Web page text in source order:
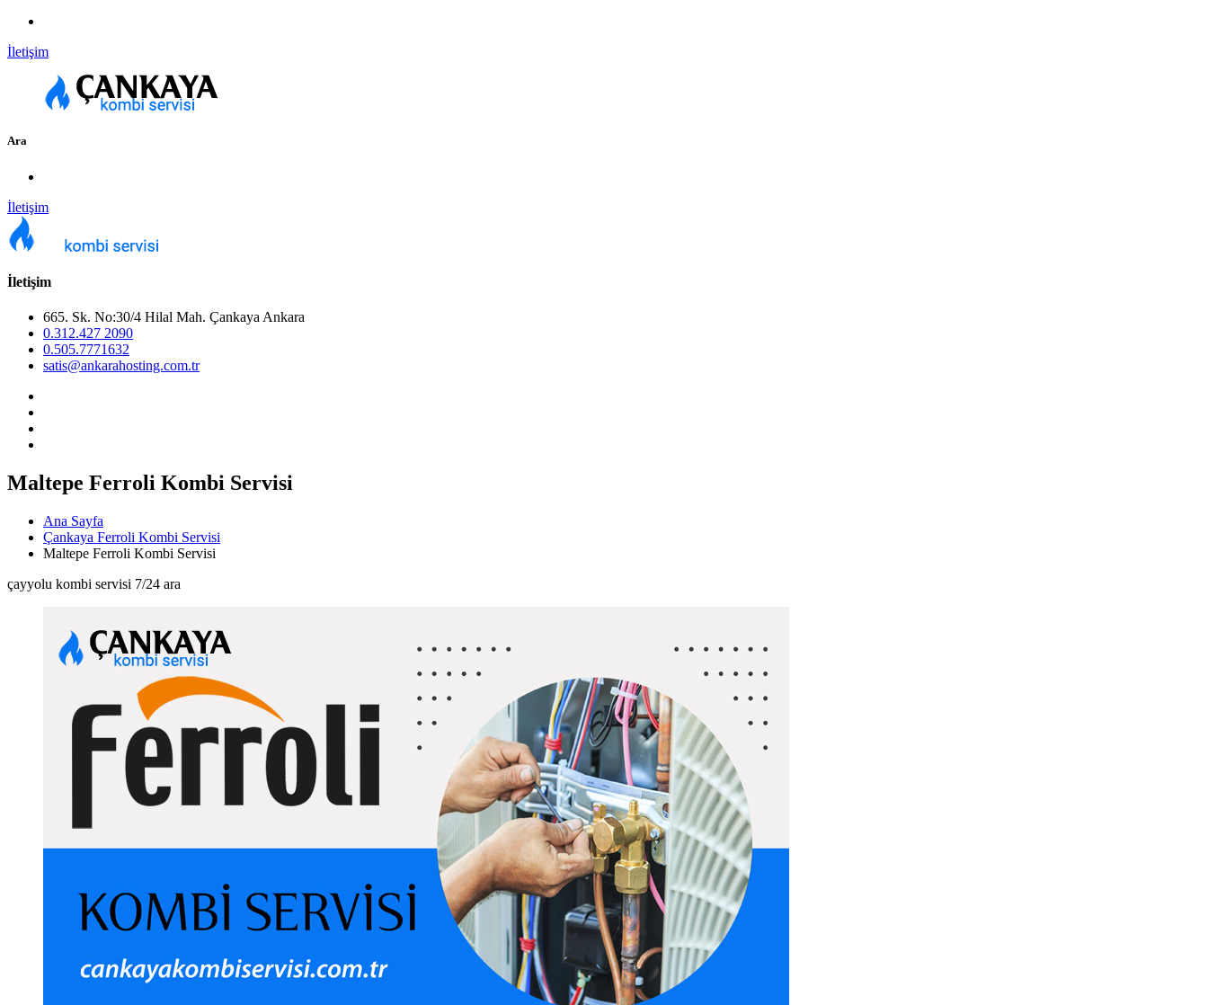
İletişim
Ara
İletişim
İletişim
665. Sk. No:30/4 Hilal Mah. Çankaya Ankara
0.312.427 2090
0.505.7771632
satis@ankarahosting.com.tr
Maltepe Ferroli Kombi Servisi
Ana Sayfa
Çankaya Ferroli Kombi Servisi
Maltepe Ferroli Kombi Servisi
çayyolu kombi servisi 7/24 ara